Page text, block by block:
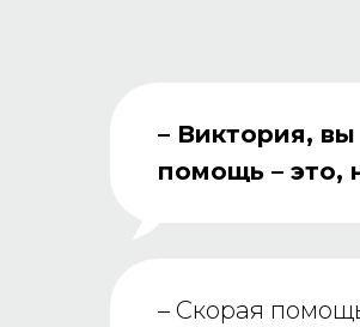
– Виктория,
помощь – это,
– Скорая